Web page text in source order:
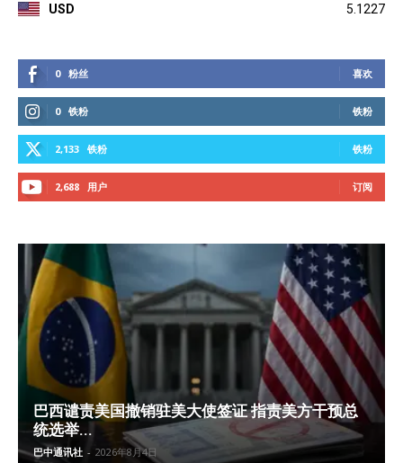
USD 5.1227
0 粉丝 喜欢
0 铁粉 铁粉
2,133 铁粉 铁粉
2,688 用户 订阅
巴西谴责美国撤销驻美大使签证 指责美方干预总
统选举...
巴中通讯社 - 2026年8月4日